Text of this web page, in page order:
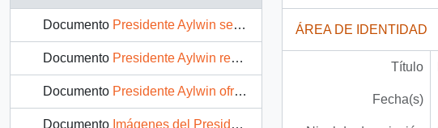
Documento Presidente Aylwin se reúne con postulantes a la vivienda en la Región de los Lagos : video
Documento Presidente Aylwin recorre las calles de Chiloé : video
Documento Presidente Aylwin ofrece discurso en Ancud : video
Documento Imágenes del Presidente Aylwin en Ancud : video
ÁREA DE IDENTIDAD
Título
Fecha(s)